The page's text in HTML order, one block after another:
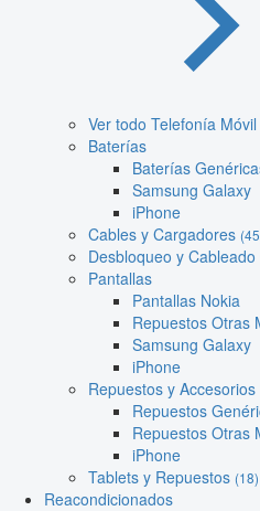
Ver todo Telefonía
Baterías
Baterías
Samsung Galaxy
iPhone
Cables y Cargadores
Desbloqueo y Cableado
Pantallas
Pantallas Nokia
Repuestos Otras
Samsung Galaxy
iPhone
Repuestos y Accesorios
Repuestos
Repuestos Otras
iPhone
Tablets y Repuestos (18)
Reacondicionados